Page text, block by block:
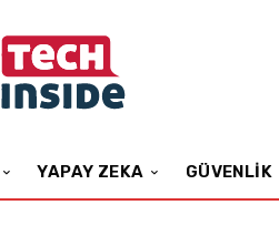
YAPAY ZEKA GÜVENLIK